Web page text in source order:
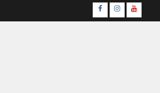
Page
Officielle
Instagram
youtube
Channel